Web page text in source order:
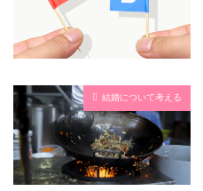
結婚について考える